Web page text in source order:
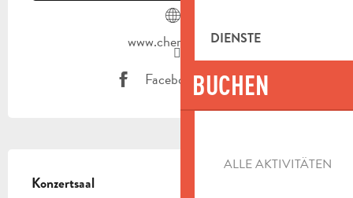
DIENSTE
BUCHEN
ALLE AKTIVITÄTEN
www.cherrydon.fr
Facebook Seite
Konzertsaal